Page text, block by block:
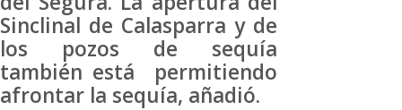
Sinclinal de Calasparra y de
los pozos de sequía
también está permitiendo
afrontar la sequía, añadió.